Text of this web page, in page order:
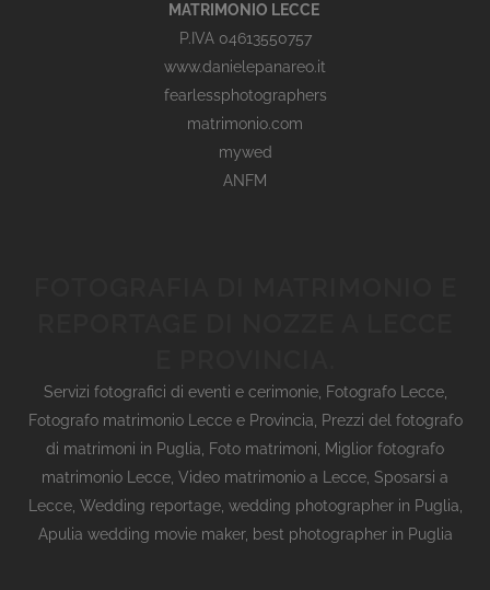
MATRIMONIO LECCE
P.IVA 04613550757
www.danielepanareo.it
fearlessphotographers
matrimonio.com
mywed
ANFM
Servizi fotografici di eventi e cerimonie, Fotografo Lecce,
Fotografo matrimonio Lecce e Provincia
Prezzi del fotografo
di matrimoni in Puglia
Foto matrimoni
Miglior fotografo
matrimonio Lecce Video matrimonio a Lecce Sposarsi a
Lecce, Wedding reportage, wedding photographer in Puglia,
Apulia wedding movie maker, best photographer in Puglia